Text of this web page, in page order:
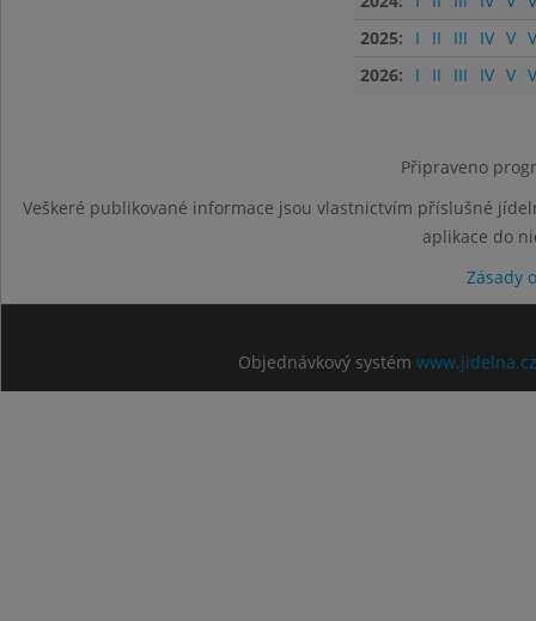
2025:
I II III IV V
2026:
I II III IV V
Připraveno
Veškeré publikované informace jsou vlastnictvím příslušné
aplikace do
Zásady
Objednávkový systém www.jidelna.cz